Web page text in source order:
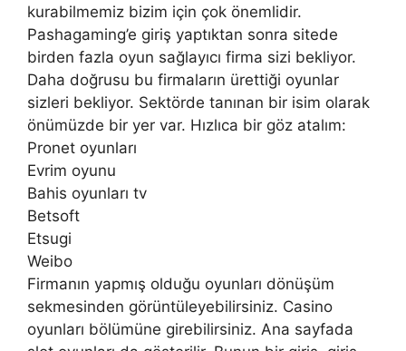
kurabilmemiz bizim için çok önemlidir.
Pashagaming’e giriş yaptıktan sonra sitede
birden fazla oyun sağlayıcı firma sizi bekliyor.
Daha doğrusu bu firmaların ürettiği oyunlar
sizleri bekliyor. Sektörde tanınan bir isim olarak
önümüzde bir yer var. Hızlıca bir göz atalım:
Pronet oyunları
Evrim oyunu
Bahis oyunları tv
Betsoft
Etsugi
Weibo
Firmanın yapmış olduğu oyunları dönüşüm
sekmesinden görüntüleyebilirsiniz. Casino
oyunları bölümüne girebilirsiniz. Ana sayfada